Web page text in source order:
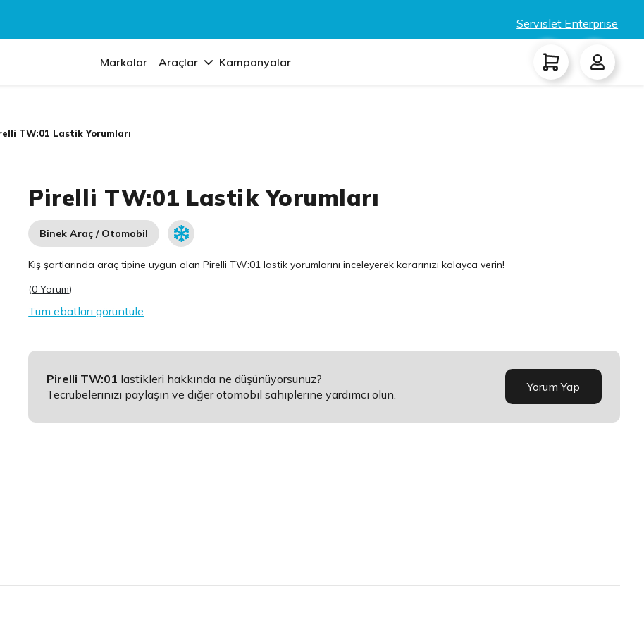
Servislet Enterprise
Markalar Araçlar Kampanyalar
TW:01 Lastik Yorumları
Pirelli TW:01 Lastik Yorumları
Binek Araç / Otomobil
Kış şartlarında araç tipine uygun olanPirelli TW:01 lastik yorumlarını inceleyerek kararınızı kolayca verin!
(0 Yorum)
Tüm ebatları görüntüle
Pirelli TW:01 lastikleri hakkında ne düşünüyorsunuz?
Tecrübelerinizi paylaşın ve diğer otomobil sahiplerine yardımcı olun.
Yorum Yap